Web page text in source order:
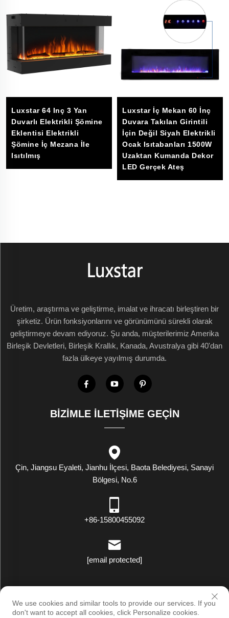
Luxstar 64 Inç 3 Yan
Duvarlı Elektrikli Şömine
Eklentisi Elektrikli
Şömine İç Mezana İle
Isıtılmış
Luxstar İç Mekan 60 İnç
Duvara Takılan Girintili
İçin Değil Siyah Elektrikli
Ocak Isıtabanları 1500W
Uzaktan Kumanda Dekor
LED Gerçek Ateş
Üretim, araştırma ve geliştirme, imalat ve ihracatı birleştiren bir
şirketiz. Ürün fonksiyonlarını ve görünümünü sürekli olarak
geliştirmeye devam ediyoruz. Şu anda, müşterilerimiz Amerika
Birleşik Devletleri, Birleşik Krallık, Kanada, Avustralya gibi 40'dan
fazla ülkeye yayılmış durumda.
BIZIMLE İLETIŞIME GEÇIN
Çin, Jiangsu Eyaleti, Jianhu İlçesi, Baota Belediyesi, Sanayi
Bölgesi, No.6
+86-15800455092
[email protected]
Telif Hakkı © Luxstar Industrial(Jiangsu) Co.,Ltd. Tüm Hakları
Saklıdır | Gizlilik Politikası
We use cookies and similar tools to provide our services. If you
don't want to accept all cookies, click Personalize cookies.